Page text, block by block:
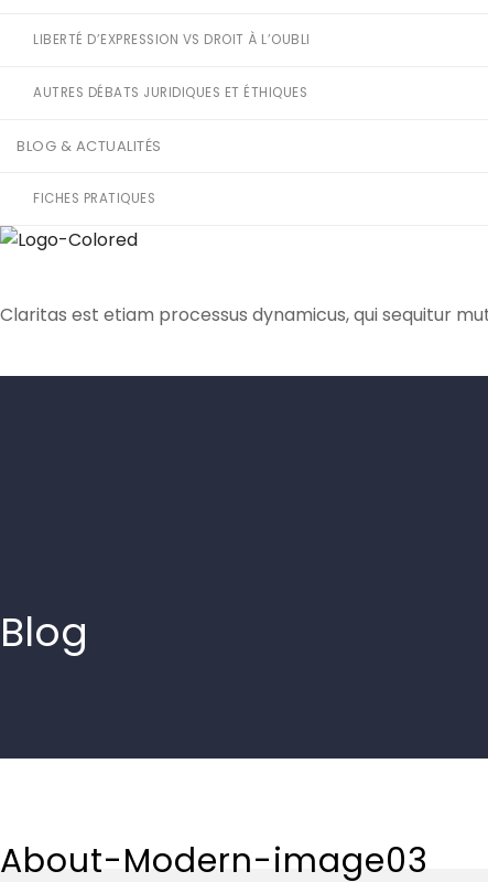
LIBERTÉ D’EXPRESSION VS DROIT À L’OUBLI
AUTRES DÉBATS JURIDIQUES ET ÉTHIQUES
BLOG & ACTUALITÉS
FICHES PRATIQUES
Claritas est etiam processus dynamicus, qui sequitur
Blog
About-Modern-image03